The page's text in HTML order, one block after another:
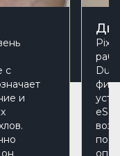
с
и